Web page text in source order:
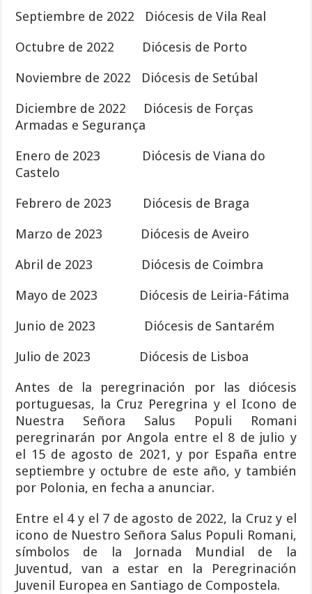
Septiembre de 2022 Diócesis de Vila Real
Octubre de 2022 Diócesis de Porto
Noviembre de 2022 Diócesis de Setúbal
Diciembre de 2022 Diócesis de Forças
Armadas e Segurança
Enero de 2023 Diócesis de Viana do
Castelo
Febrero de 2023 Diócesis de Braga
Marzo de 2023 Diócesis de Aveiro
Abril de 2023 Diócesis de Coimbra
Mayo de 2023 Diócesis de Leiria-Fátima
Junio de 2023 Diócesis de Santarém
Julio de 2023 Diócesis de Lisboa
Antes de la peregrinación por las diócesis
portuguesas, la Cruz Peregrina y el Icono de
Nuestra Señora Salus Populi Romani
peregrinarán por Angola entre el 8 de julio y
el 15 de agosto de 2021, y por España entre
septiembre y octubre de este año, y también
por Polonia, en fecha a anunciar.
Entre el 4 y el 7 de agosto de 2022, la Cruz y el
icono de Nuestro Señora Salus Populi Romani,
símbolos de la Jornada Mundial de la
Juventud, van a estar en la Peregrinación
Juvenil Europea en Santiago de Compostela.